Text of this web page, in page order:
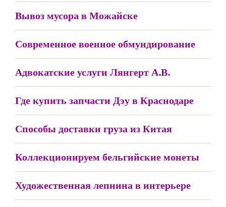
Вывоз мусора в Можайске
Современное военное обмундирование
Адвокатские услуги Лянгерт А.В.
Где купить запчасти Дэу в Краснодаре
Способы доставки груза из Китая
Коллекционируем бельгийские монеты
Художественная лепнина в интерьере